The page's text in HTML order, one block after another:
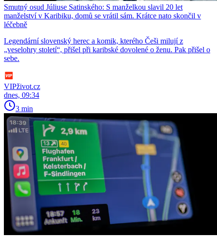
Smutný osud Júliuse Satinského: S manželkou slavil 20 let
manželství v Karibiku, domů se vrátil sám. Krátce nato skončil v
léčebně
Legendární slovenský herec a komik, kterého Češi milují z
„veselohry století“, přišel při karibské dovolené o ženu. Pak přišel o
sebe.
VIPživot.cz
dnes, 09:34
3 min